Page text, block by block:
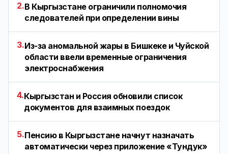
2.В Кыргызстане ограничили полномочия
следователей при определении вины
3.Из-за аномальной жары в Бишкеке и Чуйской
области ввели временные ограничения
электроснабжения
4.Кыргызстан и Россия обновили список
документов для взаимных поездок
5.Пенсию в Кыргызстане начнут назначать
автоматически через приложение «Тундук»